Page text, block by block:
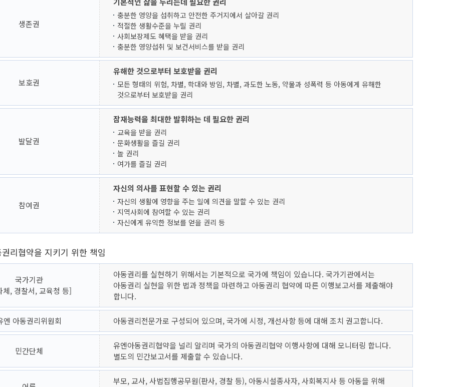
생존권
충분한 영양을 섭취하고 안전한 주거지에서 살아갈 권리
적절한 생활수준을 누릴 권리
사회보장제도 혜택을 받을 권리
충분한 영양섭취 및 보건서비스를 받을 권리
보호권
유해한 것으로부터 보호받을 권리
모든 형태의 위험, 차별, 학대와 방임, 차별, 과도한 노동, 약물과 성폭력 등 아동에게 유해한
것으로부터 보호받을 권리
발달권
잠재능력을 최대한 발휘하는 데 필요한 권리
교육을 받을 권리
문화생활을 즐길 권리
놀 권리
여가를 즐길 권리
참여권
자신의 의사를 표현할 수 있는 권리
자신의 생활에 영향을 주는 일에 의견을 말할 수 있는 권리
지역사회에 참여할 수 있는 권리
자신에게 유익한 정보를 얻을 권리 등
리협약을 지키기 위한 책임
국가기관
체, 경찰서, 교육청 등]
아동권리를 실현하기 위해서는 기본적으로 국가에 책임이 있습니다. 국가기관에서는
아동권리 실현을 위한 법과 정책을 마련하고 아동권리 협약에 따른 이행보고서를 제출해야
합니다.
엔 아동권리위원회 아동권리전문가로 구성되어 있으며, 국가에 시정, 개선사항 등에 대해 조치 권고합니다.
민간단체
유엔아동권리협약을 널리 알리며 국가의 아동권리협약 이행사항에 대해 모니터링 합니다.
별도의 민간보고서를 제출할 수 있습니다.
부모, 교사, 사법집행공무원(판사, 경찰 등), 아동시설종사자, 사회복지사 등 아동을 위해